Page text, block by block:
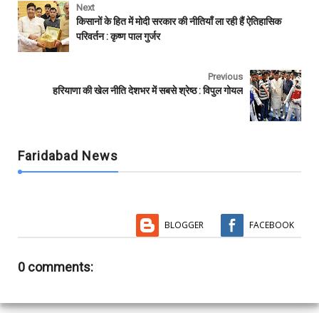
e
b
o
o
k
t
t
e
r
t
s
A
p
l
l
r
e
Next
किसानों के हित में मोदी सरकार की नीतियाँ ला रही हैं ऐतिहासिक
परिवर्तन : कृष्ण पाल गुर्जर
Previous
हरियाणा की खेल नीति देशभर में सबसे श्रेष्ठ : विपुल गोयल
Faridabad News
BLOGGER FACEBOOK
0 comments: